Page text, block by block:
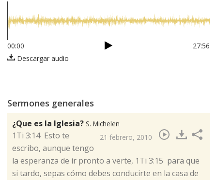
00:00
27:56
Descargar audio
Sermones generales
¿Que es la Iglesia? S. Michelen
21 febrero, 2010
​1Ti 3:14 Esto te
escribo, aunque tengo
la esperanza de ir pronto a verte, 1Ti 3:15 para que
si tardo, sepas cómo debes conducirte en la casa de